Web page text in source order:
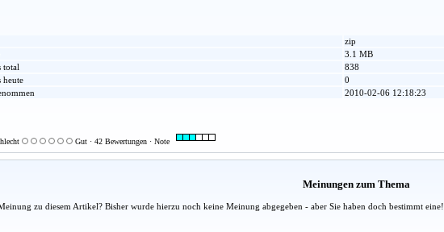
zip
3.1 MB
total
838
heute
0
2010-02-06 12:18:23
Gut · 42 Bewertungen · Note
Meinungen zum Thema
zu diesem Artikel? Bisher wurde hierzu noch keine Meinung abgegeben - aber Sie haben doch bestimmt eine!